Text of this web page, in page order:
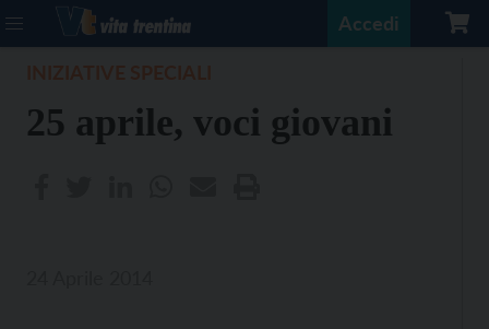
Accedi
25 aprile, voci giovani